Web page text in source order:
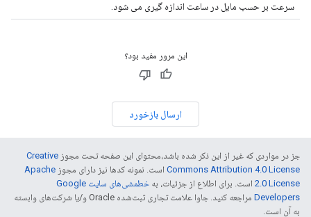
سرعت بر حسب مایل در ساعت اندازه گیری می شود.
این مرور مفید بود؟
ارسال بازخورد
جز در مواردی که غیر از این ذکر شده باشد،‌محتوای این صفحه تحت مجوز Creative
Commons Attribution 4.0 License است. نمونه کدها نیز دارای مجوز Apache
2.0 License است. برای اطلاع از جزئیات، به
خطمشی‌های سایت Google
Developers‏
مراجعه کنید. جاوا علامت تجاری ثبت‌شده Oracle و/یا شرکت‌های وابسته
به آن است.